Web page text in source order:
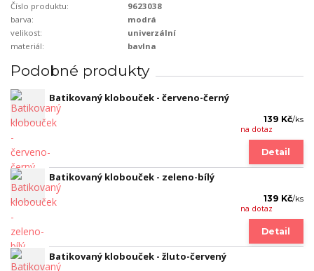
Číslo produktu:
9623038
barva:
modrá
velikost:
univerzální
materiál:
bavlna
Podobné produkty
Batikovaný klobouček - červeno-černý
139 Kč/ks
na dotaz
Detail
Batikovaný klobouček - zeleno-bílý
139 Kč/ks
na dotaz
Detail
Batikovaný klobouček - žluto-červený